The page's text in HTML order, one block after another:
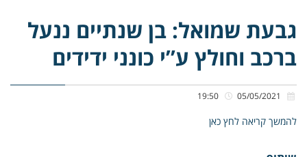
גבעת שמואל: בן שנתיים ננעל
ברכב וחולץ ע”י כונני ידידים
להמשך קריאה לחץ כאן